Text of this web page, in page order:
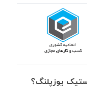
یوزپلنگ؟